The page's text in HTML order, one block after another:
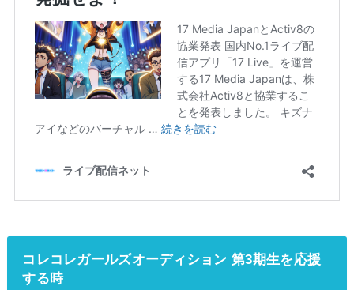
コレコレガールズオーディション 第3期生を応援
する時